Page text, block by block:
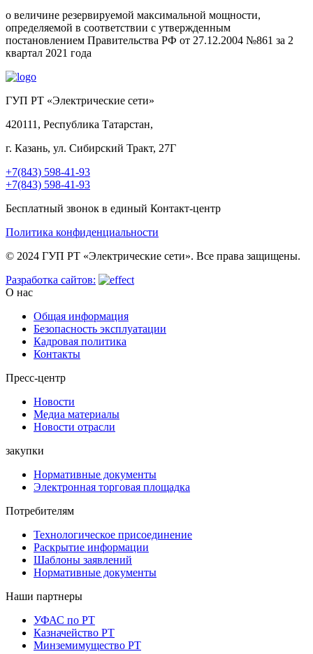
о величине резервируемой максимальной мощности,
определяемой в соответствии с утвержденным
постановлением Правительства РФ от 27.12.2004 №861 за 2
квартал 2021 года
ГУП РТ «Электрические сети»
420111, Республика Татарстан,
г. Казань, ул. Сибирский Тракт, 27Г
+7(843) 598-41-93
+7(843) 598-41-93
Бесплатный звонок в единый Контакт-центр
Политика конфиденциальности
© 2024 ГУП РТ «Электрические сети». Все права защищены.
Разработка сайтов:
О нас
Общая информация
Безопасность эксплуатации
Кадровая политика
Контакты
Пресс-центр
Новости
Медиа материалы
Новости отрасли
закупки
Нормативные документы
Электронная торговая площадка
Потребителям
Технологическое присоединение
Раскрытие информации
Шаблоны заявлений
Нормативные документы
Наши партнеры
УФАС по РТ
Казначейство РТ
Минземимущество РТ